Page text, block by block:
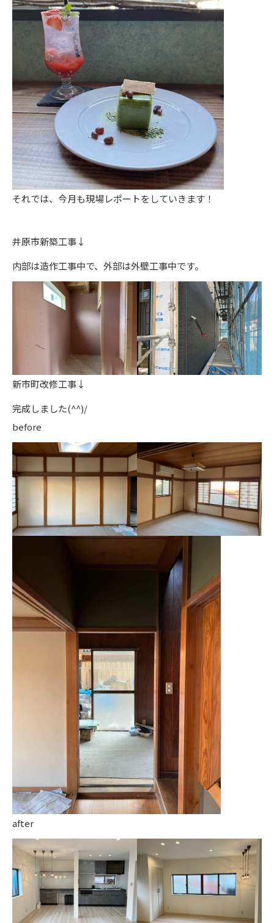
それでは、今月も現場レポートをしていきます！
井原市新築工事↓
内部は造作工事中で、外部は外壁工事中です。
新市町改修工事↓
完成しました(^^)/
before
after